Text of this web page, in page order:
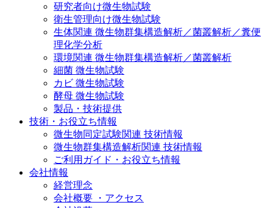
研究者向け微生物試験
衛生管理向け微生物試験
生体関連 微生物群集構造解析／菌叢解析／糞便
理化学分析
環境関連 微生物群集構造解析／菌叢解析
細菌 微生物試験
カビ 微生物試験
酵母 微生物試験
製品・技術提供
技術・お役立ち情報
微生物同定試験関連 技術情報
微生物群集構造解析関連 技術情報
ご利用ガイド・お役立ち情報
会社情報
経営理念
会社概要 ・アクセス